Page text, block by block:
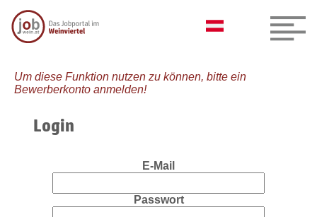
Um diese Funktion nutzen zu können, bitte ein
Bewerberkonto anmelden!
Login
E-Mail
Passwort